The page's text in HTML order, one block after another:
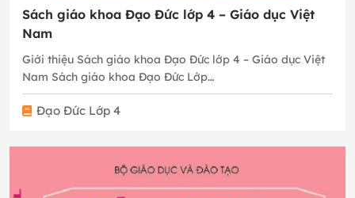
Sách giáo khoa Đạo Đức lớp 4 – Giáo dục Việt
Nam
Giới thiệu Sách giáo khoa Đạo Đức lớp 4 – Giáo dục Việt
Nam Sách giáo khoa Đạo Đức Lớp…
Đạo Đức Lớp 4